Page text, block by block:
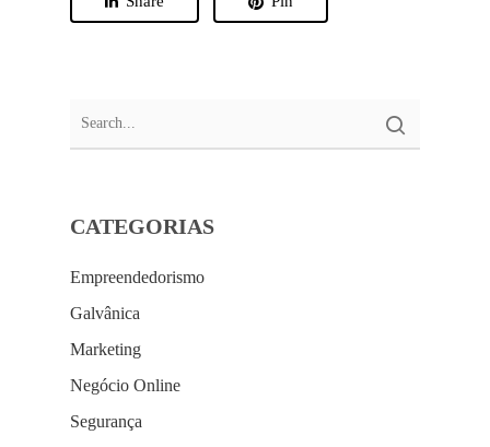
CATEGORIAS
Empreendedorismo
Galvânica
Marketing
Negócio Online
Segurança